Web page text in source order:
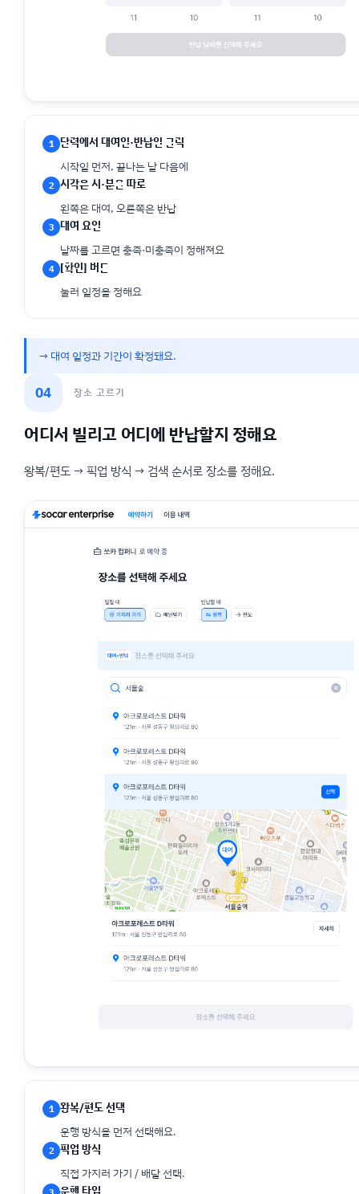
1 달력에서 대여일·반납일 클릭
시작일 먼저, 끝나는 날 다음에
2 시각은 시·분을 따로
왼쪽은 대여, 오른쪽은 반납
3 대여 요일
날짜를 고르면 충족·미충족이 정해져요
4 [확인] 버튼
눌러 일정을 정해요
→ 대여 일정과 기간이 확정돼요.
04 장소 고르기
어디서 빌리고 어디에 반납할지 정해요
왕복/편도 → 픽업 방식 → 검색 순서로 장소를 정해요.
1 왕복/편도 선택
운행 방식을 먼저 선택해요.
2 픽업 방식
직접 가지러 가기 / 배달 선택.
운행 타입